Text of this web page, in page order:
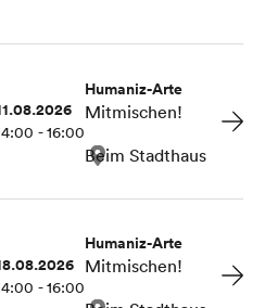
- 16:00
Humaniz-Arte
Mitmischen!
Beim Stadthaus
- 16:00
Humaniz-Arte
Mitmischen!